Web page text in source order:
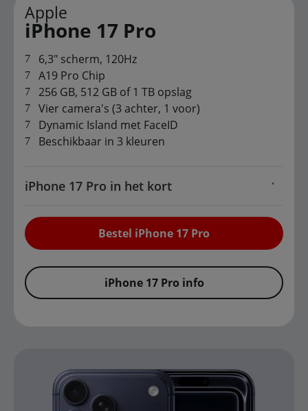
Apple
iPhone 17 Pro
6,3" scherm, 120Hz
A19 Pro Chip
256 GB, 512 GB of 1 TB opslag
Vier camera's (3 achter, 1 voor)
Dynamic Island met FaceID
Beschikbaar in 3 kleuren
iPhone 17 Pro in het kort
Bestel iPhone 17 Pro
iPhone 17 Pro info